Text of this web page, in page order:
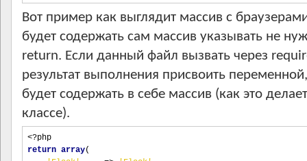
Вот пример как выглядит массив с
будет содержать сам массив указывать не
return. Если данный файл вызвать через
результат выполнения присвоить
будет содержать в себе массив (как это
классе).
<?php
return array(